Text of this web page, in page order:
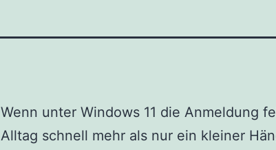
Wenn unter Windows 11 die Anmeldung
Alltag schnell mehr als nur ein kleiner